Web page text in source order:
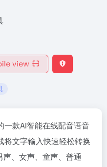
view
一款AI智能在线配音语音
将文字输入快速轻松转换
、女声、童声、普通